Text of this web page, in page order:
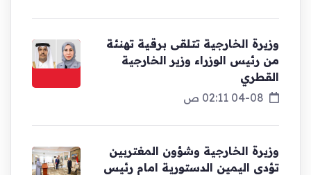
وزيرة الخارجية تتلقى برقية تهنئة
من رئيس الوزراء وزير الخارجية
القطري
04-08 02:11 ص
وزيرة الخارجية وشؤون المغتربين
تؤدي اليمين الدستورية امام رئيس